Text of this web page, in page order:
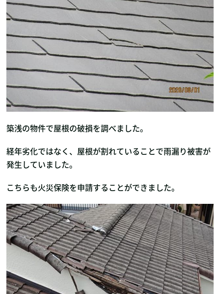
築浅の物件で屋根の破損を調べました。
経年劣化ではなく、屋根が割れていることで雨漏り被害が
発生していました。
こちらも火災保険を申請することができました。